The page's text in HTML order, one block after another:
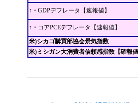
↑・ GDPデフレータ【速報値】
↑・ コアPCEデフレータ【速報値】
米)シカゴ購買部協会景気指数
米)ミシガン大消費者信頼感指数【確報